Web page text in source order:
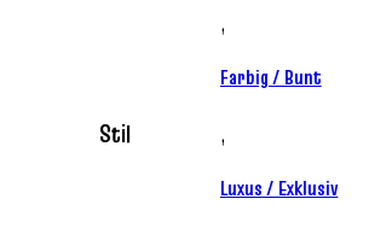
Stil
,
Farbig / Bunt
,
Luxus / Exklusiv